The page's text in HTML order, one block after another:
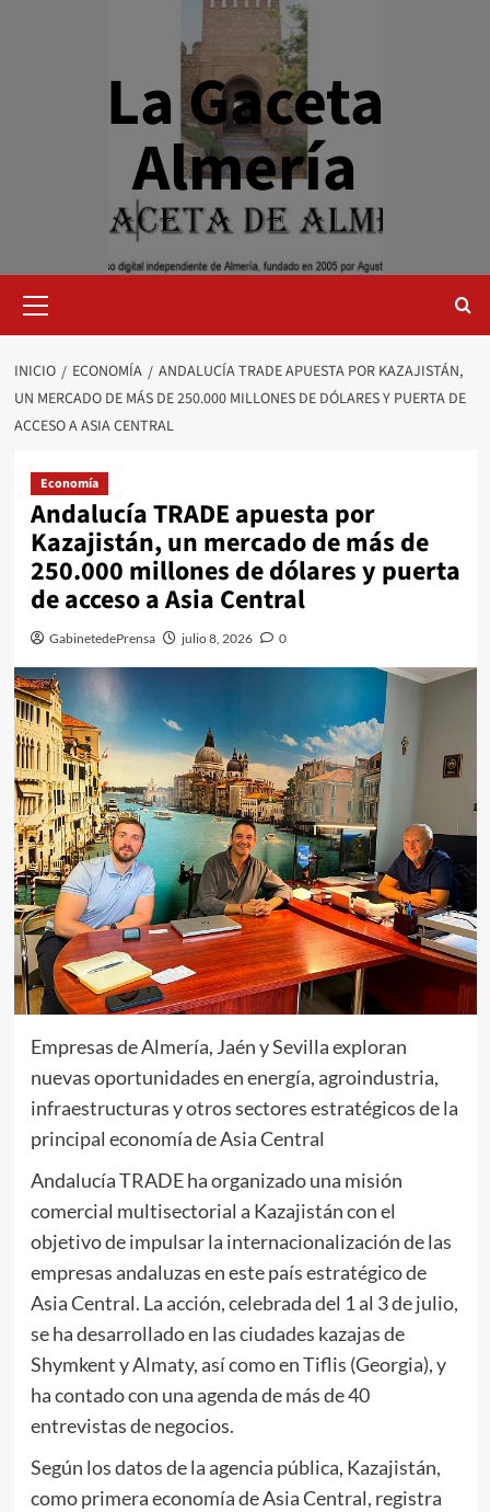
La Gaceta
Almería
primario
INICIO ECONOMÍA
ANDALUCÍA TRADE APUESTA POR KAZAJISTÁN,
UN MERCADO DE MÁS DE 250.000 MILLONES DE DÓLARES Y PUERTA DE
ACCESO A ASIA CENTRAL
Economía
Andalucía TRADE apuesta por
Kazajistán, un mercado de más de
250.000 millones de dólares y puerta
de acceso a Asia Central
GabinetedePrensa julio 8, 2026 0
Empresas de Almería, Jaén y Sevilla exploran
nuevas oportunidades en energía, agroindustria,
infraestructuras y otros sectores estratégicos de la
principal economía de Asia Central
Andalucía TRADE ha organizado una misión
comercial multisectorial a Kazajistán con el
objetivo de impulsar la internacionalización de las
empresas andaluzas en este país estratégico de
Asia Central. La acción, celebrada del 1 al 3 de julio,
se ha desarrollado en las ciudades kazajas de
Shymkent y Almaty, así como en Tiflis (Georgia), y
ha contado con una agenda de más de 40
entrevistas de negocios.
Según los datos de la agencia pública, Kazajistán,
como primera economía de Asia Central, registra